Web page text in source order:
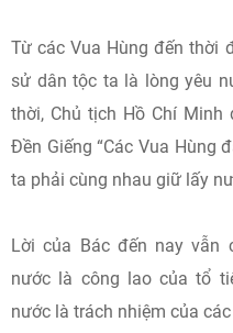
Từ các Vua Hùng đến thời
sử dân tộc ta là lòng yêu
thời, Chủ tịch Hồ Chí
Đền Giếng “Các Vua Hùng
ta phải cùng nhau giữ lấy
Lời của Bác đến nay vẫn
nước là công lao của tổ
nước là trách nhiệm của